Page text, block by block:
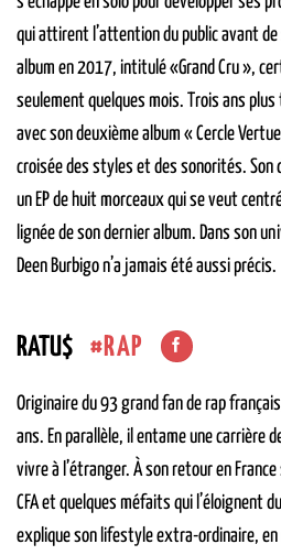
qui attirent l’attention du public avant
album en 2017, intitulé «Grand Cru »,
seulement quelques mois. Trois ans
avec son deuxième album « Cercle
croisée des styles et des sonorités. Son
un EP de huit morceaux qui se veut
lignée de son dernier album. Dans son
Deen Burbigo n’a jamais été aussi précis.
RATU$ RAP
Originaire du 93 grand fan de rap
ans. En parallèle, il entame une carrière
vivre à l’étranger. À son retour en
CFA et quelques méfaits qui l’éloignent
explique son lifestyle extra-ordinaire, en